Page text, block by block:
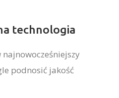
technologia
podnosić jakość